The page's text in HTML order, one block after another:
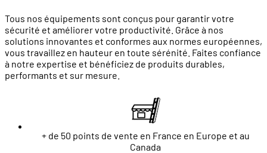
Tous nos équipements sont conçus pour garantir votre
sécurité et améliorer votre productivité. Grâce à nos
solutions innovantes et conformes aux normes européennes,
vous travaillez en hauteur en toute sérénité. Faites confiance
à notre expertise et bénéficiez de produits durables,
performants et sur mesure.
+ de 50 points de vente en France en Europe et au
Canada